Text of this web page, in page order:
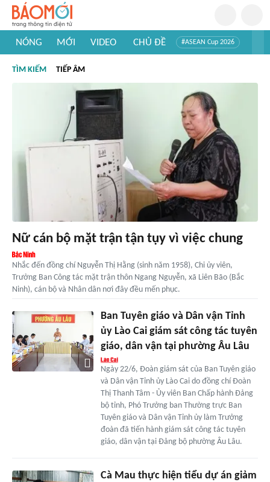
NÓNG MỚI VIDEO CHỦ ĐỀ #ASEAN Cup 2026
#Khám phá thế giới
TÌM KIẾM TIẾP ÂM
Nữ cán bộ mặt trận tận tụy vì việc chung
Nhắc đến đồng chí Nguyễn Thị Hằng (sinh năm 1958), Chi ủy viên,
Trưởng Ban Công tác mặt trận thôn Ngang Nguyễn, xã Liên Bão (Bắc
Ninh), cán bộ và Nhân dân nơi đây đều mến phục.
Ban Tuyên giáo và Dân vận Tỉnh
ủy Lào Cai giám sát công tác tuyên
giáo, dân vận tại phường Âu Lâu
Ngày 22/6, Đoàn giám sát của Ban Tuyên giáo
và Dân vận Tỉnh ủy Lào Cai do đồng chí Đoàn
Thị Thanh Tâm - Ủy viên Ban Chấp hành Đảng
bộ tỉnh, Phó Trưởng ban Thường trực Ban
Tuyên giáo và Dân vận Tỉnh ủy làm Trưởng
đoàn đã tiến hành giám sát công tác tuyên
giáo, dân vận tại Đảng bộ phường Âu Lâu.
Cà Mau thực hiện tiểu dự án giảm